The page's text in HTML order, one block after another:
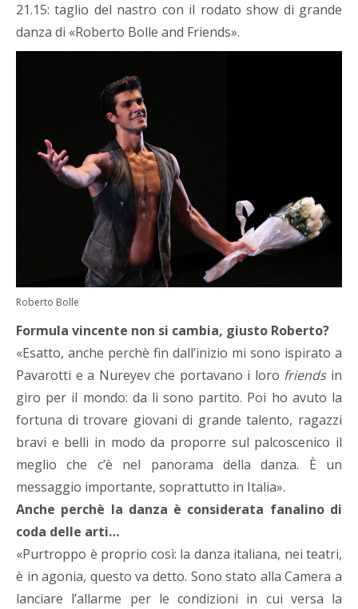
21.15: taglio del nastro con il rodato show di grande
danza di «Roberto Bolle and Friends».
Roberto Bolle
Formula vincente non si cambia, giusto Roberto?
«Esatto, anche perchè fin dall’inizio mi sono ispirato a
Pavarotti e a Nureyev che portavano i loro friendsin
giro per il mondo: da lì sono partito. Poi ho avuto la
fortuna di trovare giovani di grande talento, ragazzi
bravi e belli in modo da proporre sul palcoscenico il
meglio che c’è nel panorama della danza. È un
messaggio importante, soprattutto in Italia».
Anche perchè la danza è considerata fanalino di
coda delle arti…
«Purtroppo è proprio così: la danza italiana, nei teatri,
è in agonia, questo va detto. Sono stato alla Camera a
lanciare l’allarme per le condizioni in cui versa la